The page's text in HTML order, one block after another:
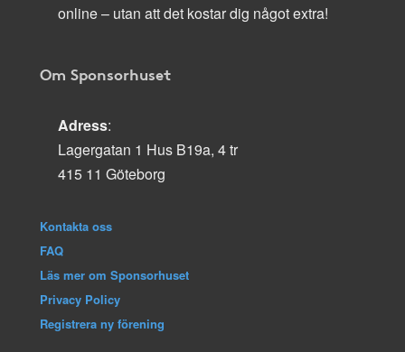
online – utan att det kostar dig något extra!
Om Sponsorhuset
Adress:
Lagergatan 1 Hus B19a, 4 tr
415 11 Göteborg
Kontakta oss
FAQ
Läs mer om Sponsorhuset
Privacy Policy
Registrera ny förening